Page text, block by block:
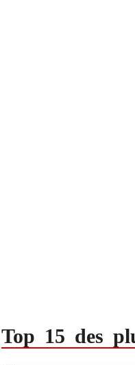
Top 15 des